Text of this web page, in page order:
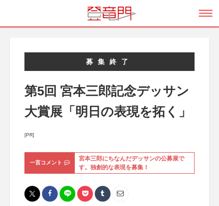
募集終了
第5回 宮本三郎記念デッサン
大賞展「明日の表現を拓く」
[PR]
一言コメント
宮本三郎にちなんだデッサンの公募展で
す。独創的な表現を募集！